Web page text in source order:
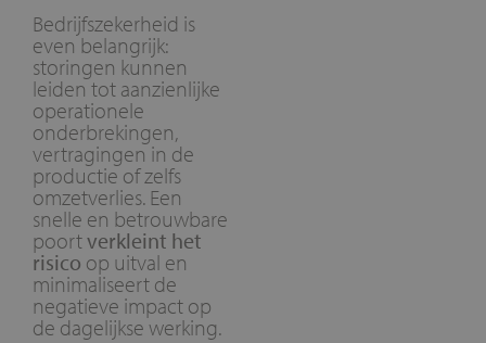
Bedrijfszekerheid is
even belangrijk:
storingen kunnen
leiden tot aanzienlijke
operationele
onderbrekingen,
vertragingen in de
productie of zelfs
omzetverlies. Een
snelle en betrouwbare
poortverkleint het
risico op uitval en
minimaliseert de
negatieve impact op
de dagelijkse werking.